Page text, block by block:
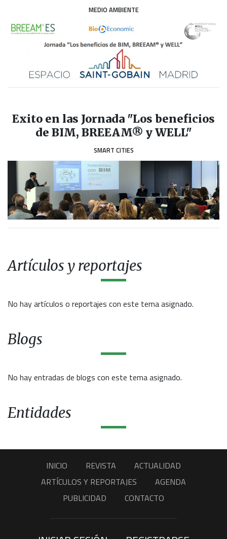
MEDIO AMBIENTE
Exito en las Jornada "Los beneficios
de BIM, BREEAM® y WELL"
SMART CITIES
Artículos y reportajes
No hay artículos o reportajes con este tema asignado.
Blogs
No hay entradas de blogs con este tema asignado.
Entidades
INICIO REVISTA
ACTUALIDAD
ARTÍCULOS Y REPORTAJES
AGENDA
PUBLICIDAD
CONTACTO